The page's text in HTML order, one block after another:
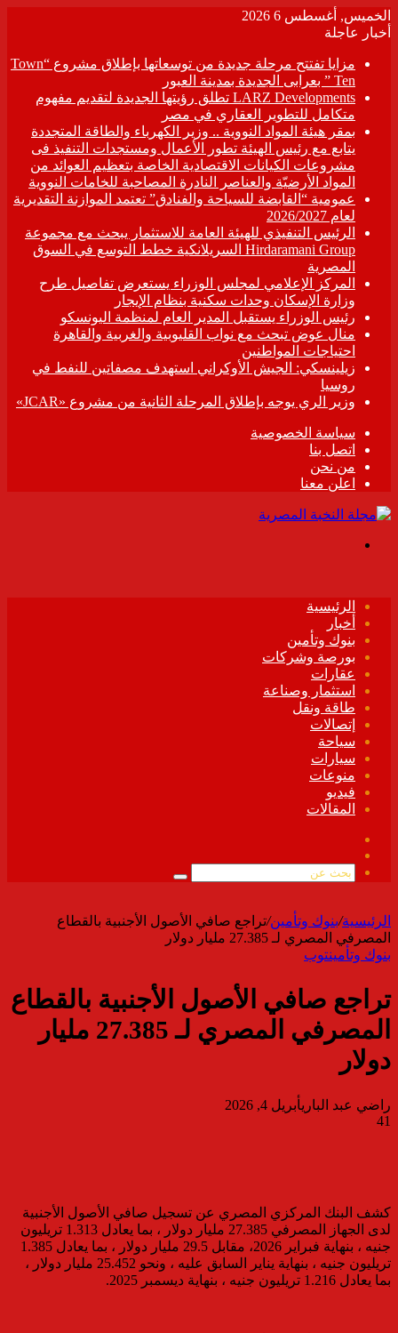
الخميس, أغسطس 6 2026
أخبار عاجلة
مزايا تفتتح مرحلة جديدة من توسعاتها بإطلاق مشروع “Town
Ten ” بعرابى الجديدة بمدينة العبور
LARZ Developments تطلق رؤيتها الجديدة لتقديم مفهوم
متكامل للتطوير العقاري في مصر
بمقر هيئة المواد النووية .. وزير الكهرباء والطاقة المتجددة
يتابع مع رئيس الهيئة تطور الأعمال ومستجدات التنفيذ فى
مشروعات الكيانات الاقتصادية الخاصة بتعظيم العوائد من
المواد الأرضيّة والعناصر النادرة المصاحبة للخامات النووية
عمومية “القابضة للسياحة والفنادق” تعتمد الموازنة التقديرية
لعام 2026/2027
الرئيس التنفيذي للهيئة العامة للاستثمار يبحث مع مجموعة
Hirdaramani Group السريلانكية خطط التوسع في السوق
المصرية
المركز الإعلامي لمجلس الوزراء يستعرض تفاصيل طرح
وزارة الإسكان وحدات سكنية بنظام الإيجار
رئيس الوزراء يستقبل المدير العام لمنظمة اليونسكو
منال عوض تبحث مع نواب القليوبية والغربية والقاهرة
احتياجات المواطنين
زيلينسكي: الجيش الأوكراني استهدف مصفاتين للنفط في
روسيا
وزير الري يوجه بإطلاق المرحلة الثانية من مشروع «JCAR»
سياسة الخصوصية
اتصل بنا
من نحن
اعلن معنا
الرئيسية
أخبار
بنوك وتأمين
بورصة وشركات
عقارات
استثمار وصناعة
طاقة ونقل
إتصالات
سياحة
سيارات
منوعات
فيديو
المقالات
الموقع
بحث
الرئيسية/بنوك وتأمين/تراجع صافي الأصول الأجنبية بالقطاع
المصرفي المصري لـ 27.385 مليار دولار
بنوك وتأمينتوب
تراجع صافي الأصول الأجنبية بالقطاع
المصرفي المصري لـ 27.385 مليار
دولار
راضي عبد الباريأبريل 4, 2026
41
كشف البنك المركزي المصري عن تسجيل صافي الأصول الأجنبية
لدى الجهاز المصرفي 27.385 مليار دولار ، بما يعادل 1.313 تريليون
جنيه ، بنهاية فبراير 2026، مقابل 29.5 مليار دولار ، بما يعادل 1.385
تريليون جنيه ، بنهاية يناير السابق عليه ، ونحو 25.452 مليار دولار ،
بما يعادل 1.216 تريليون جنيه ، بنهاية ديسمبر 2025.